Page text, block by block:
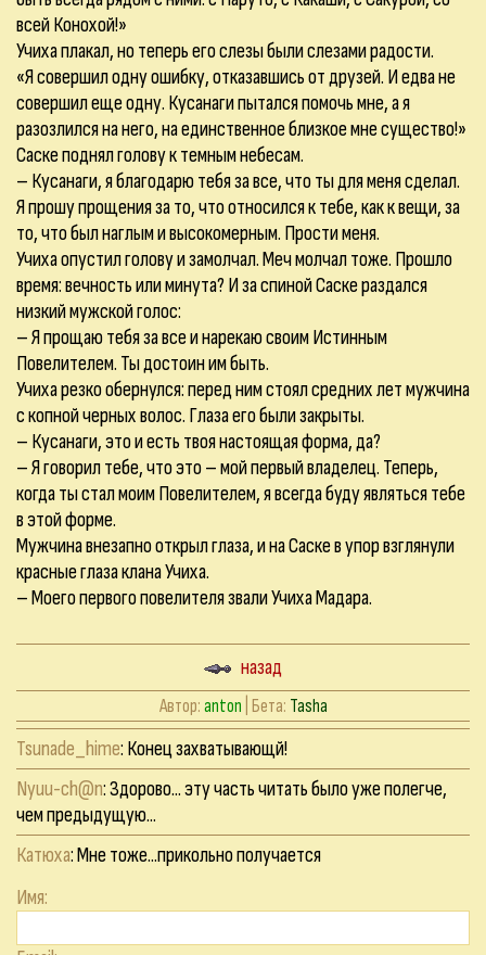
всей Конохой!»
Учиха плакал, но теперь его слезы были слезами радости.
«Я совершил одну ошибку, отказавшись от друзей. И едва не
совершил еще одну. Кусанаги пытался помочь мне, а я
разозлился на него, на единственное близкое мне существо!»
Саске поднял голову к темным небесам.
– Кусанаги, я благодарю тебя за все, что ты для меня сделал.
Я прошу прощения за то, что относился к тебе, как к вещи, за
то, что был наглым и высокомерным. Прости меня.
Учиха опустил голову и замолчал. Меч молчал тоже. Прошло
время: вечность или минута? И за спиной Саске раздался
низкий мужской голос:
– Я прощаю тебя за все и нарекаю своим Истинным
Повелителем. Ты достоин им быть.
Учиха резко обернулся: перед ним стоял средних лет мужчина
с копной черных волос. Глаза его были закрыты.
– Кусанаги, это и есть твоя настоящая форма, да?
– Я говорил тебе, что это – мой первый владелец. Теперь,
когда ты стал моим Повелителем, я всегда буду являться тебе
в этой форме.
Мужчина внезапно открыл глаза, и на Саске в упор взглянули
красные глаза клана Учиха.
– Моего первого повелителя звали Учиха Мадара.
назад
Автор:anton | Бета: Tasha
Tsunade_hime: Конец захватывающй!
Nyuu-ch@n: Здорово... эту часть читать было уже полегче,
чем предыдущую...
Катюха: Мне тоже...прикольно получается
Имя: